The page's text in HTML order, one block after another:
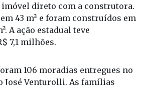
7,1 milhões.
106 moradias entregues no
a construtora. As casas contam